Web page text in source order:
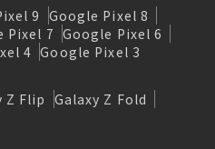
9
Google Pixel 8
Pixel 7 Google Pixel 6
4 Google Pixel 3
Z Flip Galaxy Z Fold